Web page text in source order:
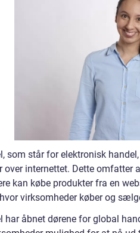
som står for elektronisk
over internettet. Dette omfatter
kan købe produkter fra en
virksomheder køber og
har åbnet dørene for global